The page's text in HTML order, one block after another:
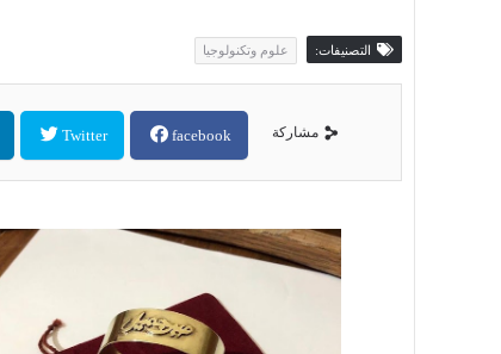
التصنيفات: علوم وتكنولوجيا
مشاركة facebook
Twitter